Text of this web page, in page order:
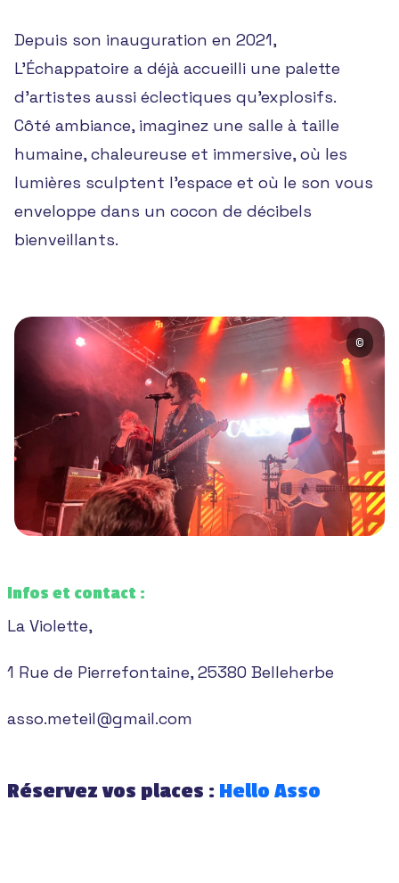
Depuis son inauguration en 2021,
L’Échappatoire a déjà accueilli une palette
d’artistes aussi éclectiques qu’explosifs.
Côté ambiance, imaginez une salle à taille
humaine, chaleureuse et immersive, où les
lumières sculptent l’espace et où le son vous
enveloppe dans un cocon de décibels
bienveillants.
Infos et contact :
La Violette,
1 Rue de Pierrefontaine, 25380 Belleherbe
asso.meteil@gmail.com
Réservez vos places : Hello Asso
©